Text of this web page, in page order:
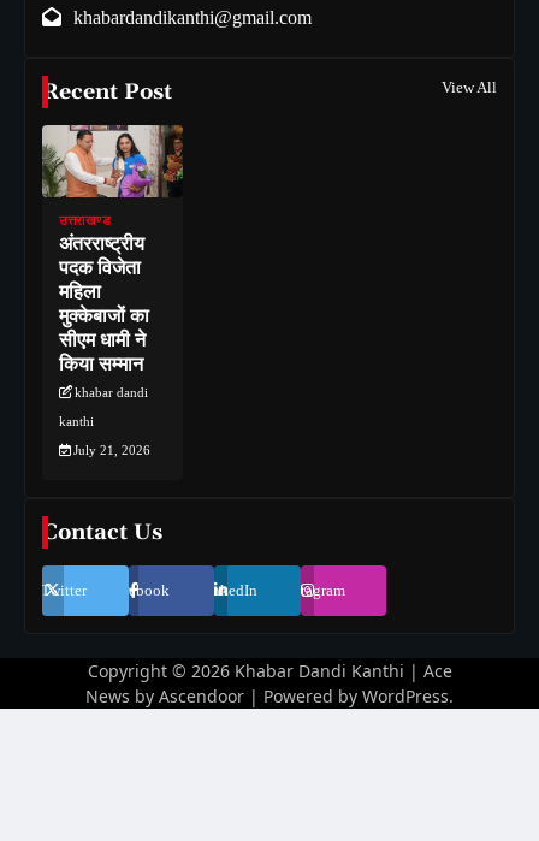
khabardandikanthi@gmail.com
Recent Post View All
उत्तराखण्ड
अंतरराष्ट्रीय
पदक विजेता
महिला
मुक्केबाजों का
सीएम धामी ने
किया सम्मान
khabar dandi
kanthi
July 21, 2026
Contact Us
Twitter Facebook LinkedIn Instagram
Copyright © 2026 Khabar Dandi Kanthi | Ace
News by Ascendoor | Powered by WordPress.